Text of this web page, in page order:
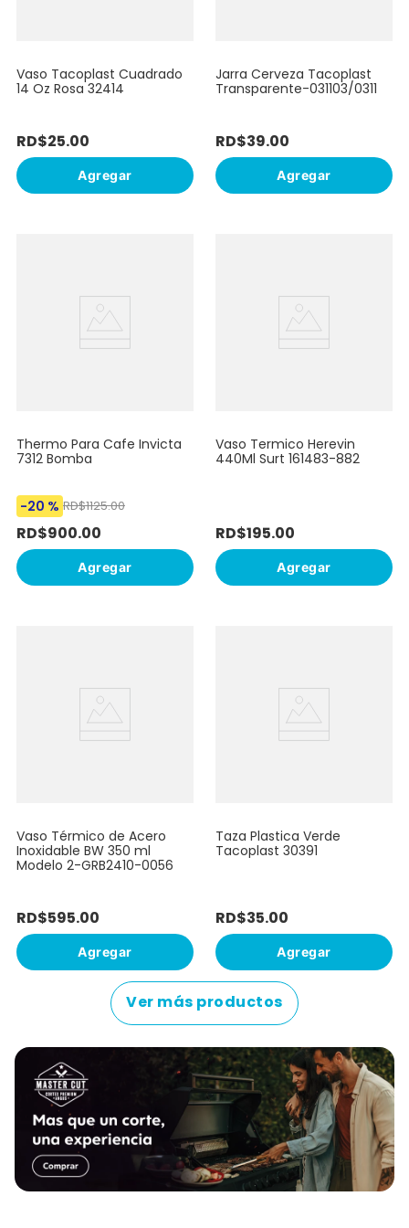
Vaso Tacoplast Cuadrado
14 Oz Rosa 32414
RD$25.00
Agregar
Jarra Cerveza Tacoplast
Transparente-031103/0311
RD$39.00
Agregar
Thermo Para Cafe Invicta
7312 Bomba
-20 % RD$1125.00
RD$900.00
Agregar
Vaso Termico Herevin
440Ml Surt 161483-882
RD$195.00
Agregar
Vaso Térmico de Acero
Inoxidable BW 350 ml
Modelo 2-GRB2410-0056
RD$595.00
Agregar
Taza Plastica Verde
Tacoplast 30391
RD$35.00
Agregar
Ver más productos